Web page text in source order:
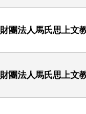
財團法人馬氏思上文
財團法人馬氏思上文